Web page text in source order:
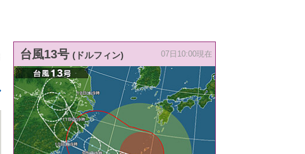
台風13号 (ドルフィン) 07日10:00現在